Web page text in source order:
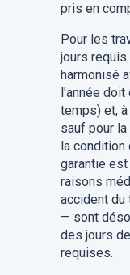
pris en
Pour les
jours requis
harmonisé
l'année doit
temps) et,
sauf pour
la condition
garantie
raisons
accident du
— sont
des jours
requises.